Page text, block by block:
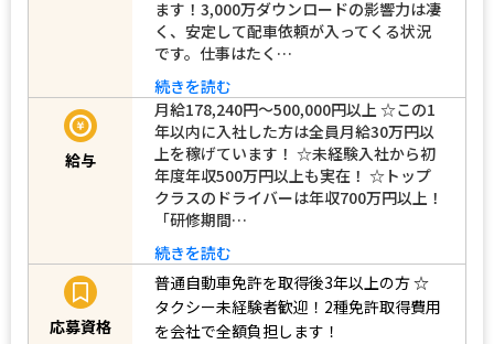
ます！3,000万ダウンロードの影響力は凄
く、安定して配車依頼が入ってくる状況
です。仕事はたく…
続きを読む
給与
月給178,240円～500,000円以上 ☆この1
年以内に入社した方は全員月給30万円以
上を稼げています！ ☆未経験入社から初
年度年収500万円以上も実在！ ☆トップ
クラスのドライバーは年収700万円以上！
「研修期間…
続きを読む
応募資格
普通自動車免許を取得後3年以上の方☆
タクシー未経験者歓迎！2種免許取得費用
を会社で全額負担します！